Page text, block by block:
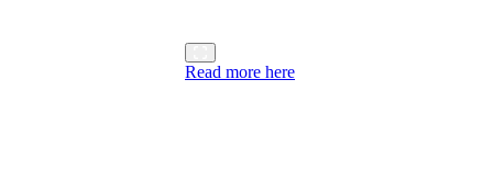
Read more here